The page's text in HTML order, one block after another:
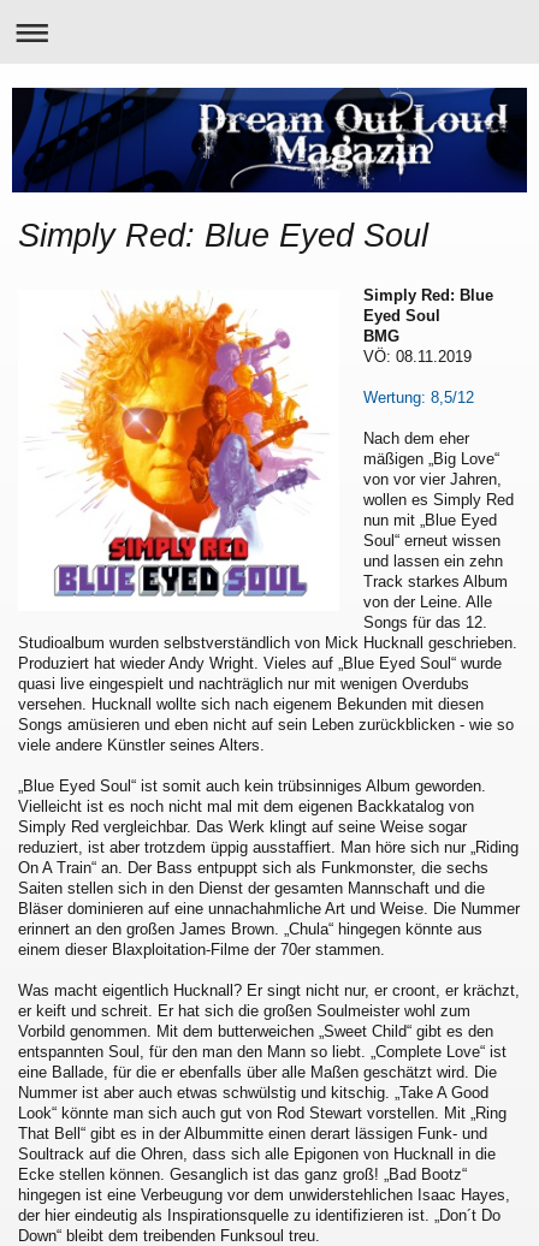
Simply Red: Blue Eyed Soul
Simply Red: Blue
Eyed Soul
BMG
VÖ: 08.11.2019
Wertung: 8,5/12
Nach dem eher
mäßigen „Big Love“
von vor vier Jahren,
wollen es Simply Red
nun mit „Blue Eyed
Soul“ erneut wissen
und lassen ein zehn
Track starkes Album
von der Leine. Alle
Songs für das 12.
Studioalbum wurden selbstverständlich von Mick Hucknall geschrieben.
Produziert hat wieder Andy Wright. Vieles auf „Blue Eyed Soul“ wurde
quasi live eingespielt und nachträglich nur mit wenigen Overdubs
versehen. Hucknall wollte sich nach eigenem Bekunden mit diesen
Songs amüsieren und eben nicht auf sein Leben zurückblicken - wie so
viele andere Künstler seines Alters.
„Blue Eyed Soul“ ist somit auch kein trübsinniges Album geworden.
Vielleicht ist es noch nicht mal mit dem eigenen Backkatalog von
Simply Red vergleichbar. Das Werk klingt auf seine Weise sogar
reduziert, ist aber trotzdem üppig ausstaffiert. Man höre sich nur „Riding
On A Train“ an. Der Bass entpuppt sich als Funkmonster, die sechs
Saiten stellen sich in den Dienst der gesamten Mannschaft und die
Bläser dominieren auf eine unnachahmliche Art und Weise. Die Nummer
erinnert an den großen James Brown. „Chula“ hingegen könnte aus
einem dieser Blaxploitation-Filme der 70er stammen.
Was macht eigentlich Hucknall? Er singt nicht nur, er croont, er krächzt,
er keift und schreit. Er hat sich die großen Soulmeister wohl zum
Vorbild genommen. Mit dem butterweichen „Sweet Child“ gibt es den
entspannten Soul, für den man den Mann so liebt. „Complete Love“ ist
eine Ballade, für die er ebenfalls über alle Maßen geschätzt wird. Die
Nummer ist aber auch etwas schwülstig und kitschig. „Take A Good
Look“ könnte man sich auch gut von Rod Stewart vorstellen. Mit „Ring
That Bell“ gibt es in der Albummitte einen derart lässigen Funk- und
Soultrack auf die Ohren, dass sich alle Epigonen von Hucknall in die
Ecke stellen können. Gesanglich ist das ganz groß! „Bad Bootz“
hingegen ist eine Verbeugung vor dem unwiderstehlichen Isaac Hayes,
der hier eindeutig als Inspirationsquelle zu identifizieren ist. „Don´t Do
Down“ bleibt dem treibenden Funksoul treu.